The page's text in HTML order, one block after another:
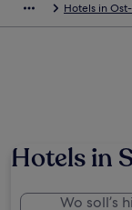
Hotels in
Hotels in
Wo soll’s